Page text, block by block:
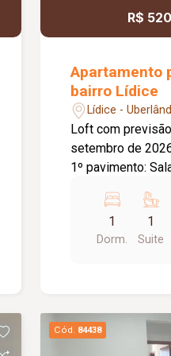
R$
Apartamento
bairro Lídice
Lídice -
Loft com
setembro de 2026. O imóvel conta
1º pavimento:
closet; Diferenciais: Janela panorâmica
do piso ao teto;
moderno com
1
Dorm.
1
Suite
Cód. 84438